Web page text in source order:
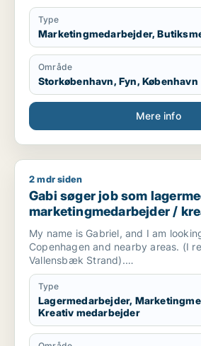
Type
Marketingmedarbejder,
Område
Storkøbenhavn, Fyn, København
Mere info
Gabi søger job som
2 mdr siden
Gabi søger job som
marketingmedarbejder /
medarbejder
My name is Gabriel, and I am
Copenhagen and nearby areas. (I
Vallensbæk Strand).
I have experience in event
service, marketing, social media,
hospitality, and technical support. I
responsible, and hardworking
learning new things and adapting
Type
Lagermedarbejder,
Kreativ medarbejder